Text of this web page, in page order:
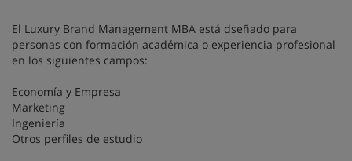
El Luxury Brand Management MBA está dseñado para
personas con formación académica o experiencia profesional
en los siguientes campos:
Economía y Empresa
Marketing
Ingeniería
Otros perfiles de estudio